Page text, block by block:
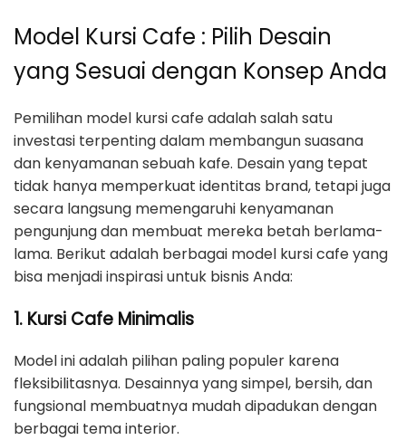
Model Kursi Cafe : Pilih Desain
yang Sesuai dengan Konsep Anda
Pemilihan model kursi cafe adalah salah satu
investasi terpenting dalam membangun suasana
dan kenyamanan sebuah kafe. Desain yang tepat
tidak hanya memperkuat identitas brand, tetapi juga
secara langsung memengaruhi kenyamanan
pengunjung dan membuat mereka betah berlama-
lama. Berikut adalah berbagai model kursi cafe yang
bisa menjadi inspirasi untuk bisnis Anda:
1. Kursi Cafe Minimalis
Model ini adalah pilihan paling populer karena
fleksibilitasnya. Desainnya yang simpel, bersih, dan
fungsional membuatnya mudah dipadukan dengan
berbagai tema interior.